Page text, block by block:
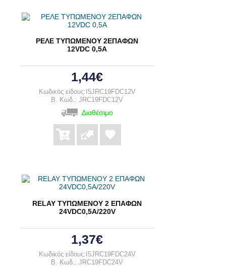
ΡΕΛΕ ΤΥΠΩΜΕΝΟΥ 2ΕΠΑΦΩΝ
12VDC 0,5A
1,44€
Κωδικός είδους:I5JRC19FDC12V
B. Κωδ.: JRC19FDC12V
Διαθέσιμο
RELAY ΤΥΠΩΜΕΝΟΥ 2 ΕΠΑΦΩΝ
24VDC0,5A/220V
1,37€
Κωδικός είδους:I5JRC19FDC24V
B. Κωδ.: JRC19FDC24V